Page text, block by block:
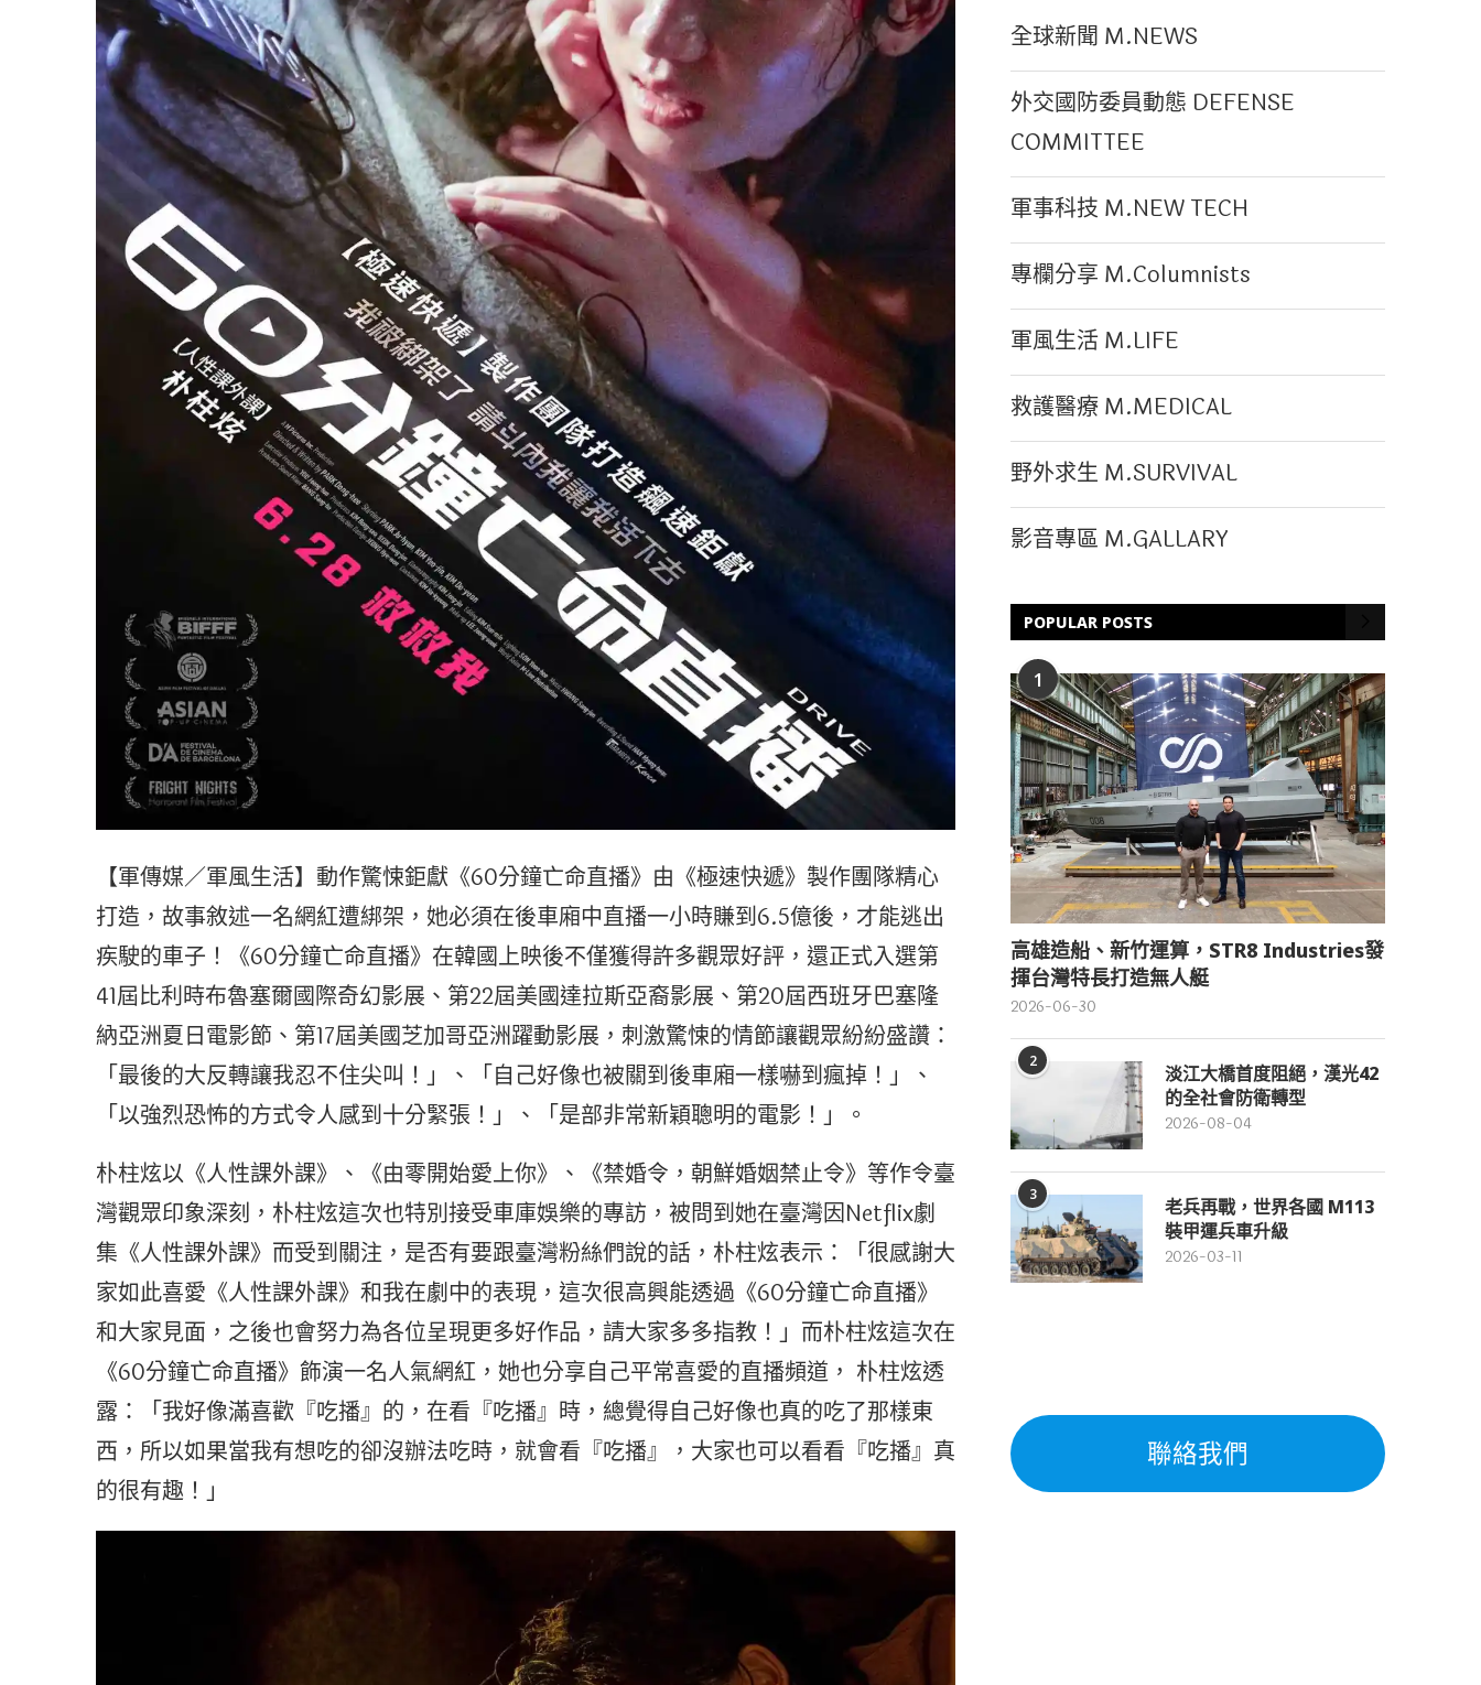
【軍傳媒／軍風生活】動作驚悚鉅獻《60分鐘亡命直播》由《極速快遞》製作團隊精心
打造，故事敘述一名網紅遭綁架，她必須在後車廂中直播一小時賺到6.5億後，才能逃出
疾駛的車子！《60分鐘亡命直播》在韓國上映後不僅獲得許多觀眾好評，還正式入選第
41屆比利時布魯塞爾國際奇幻影展、第22屆美國達拉斯亞裔影展、第20屆西班牙巴塞隆
納亞洲夏日電影節、第17屆美國芝加哥亞洲躍動影展，刺激驚悚的情節讓觀眾紛紛盛讚：
「最後的大反轉讓我忍不住尖叫！」、「自己好像也被關到後車廂一樣嚇到瘋掉！」、
「以強烈恐怖的方式令人感到十分緊張！」、「是部非常新穎聰明的電影！」。
朴柱炫以《人性課外課》、《由零開始愛上你》、《禁婚令，朝鮮婚姻禁止令》等作令臺
灣觀眾印象深刻，朴柱炫這次也特別接受車庫娛樂的專訪，被問到她在臺灣因Netflix劇
集《人性課外課》而受到關注，是否有要跟臺灣粉絲們說的話，朴柱炫表示：「很感謝大
家如此喜愛《人性課外課》和我在劇中的表現，這次很高興能透過《60分鐘亡命直播》
和大家見面，之後也會努力為各位呈現更多好作品，請大家多多指教！」而朴柱炫這次在
《60分鐘亡命直播》飾演一名人氣網紅，她也分享自己平常喜愛的直播頻道， 朴柱炫透
露：「我好像滿喜歡『吃播』的，在看『吃播』時，總覺得自己好像也真的吃了那樣東
西，所以如果當我有想吃的卻沒辦法吃時，就會看『吃播』，大家也可以看看『吃播』真
的很有趣！」
全球新聞 M.NEWS
外交國防委員動態 DEFENSE
COMMITTEE
軍事科技 M.NEW TECH
專欄分享 M.Columnists
軍風生活 M.LIFE
救護醫療 M.MEDICAL
野外求生 M.SURVIVAL
影音專區 M.GALLARY
POPULAR POSTS
1
高雄造船、新竹運算，STR8 Industries發
揮台灣特長打造無人艇
2026-06-30
2
淡江大橋首度阻絕，漢光42
的全社會防衛轉型
2026-08-04
3
老兵再戰，世界各國 M113
裝甲運兵車升級
2026-03-11
聯絡我們